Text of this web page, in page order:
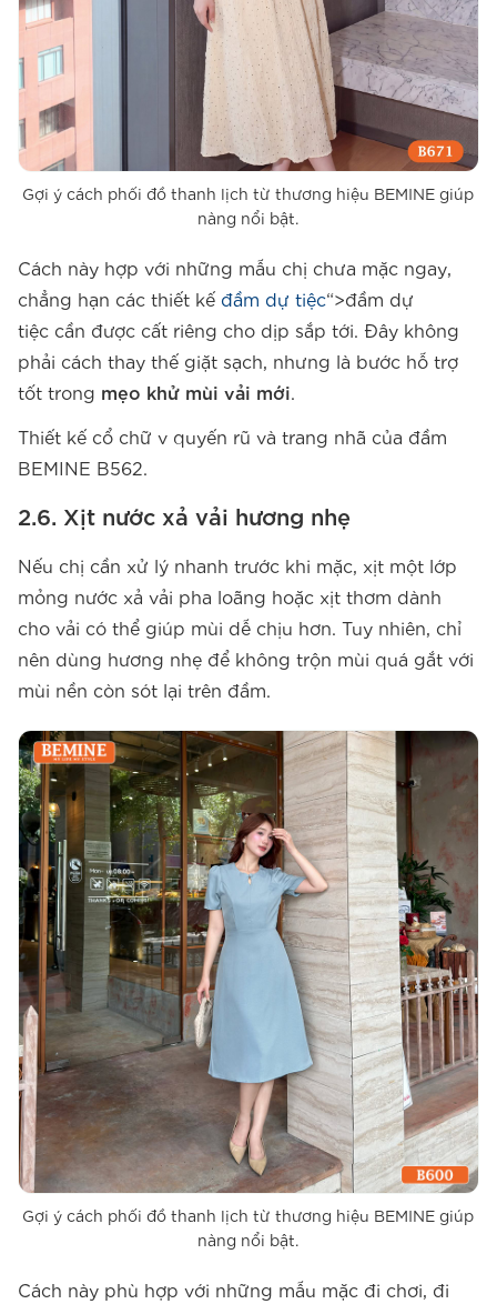
Gợi ý cách phối đồ thanh lịch từ thương hiệu BEMINE giúp
nàng nổi bật.
Cách này hợp với những mẫu chị chưa mặc ngay,
chẳng hạn các thiết kế đầm dự tiệc“>đầm dự
tiệc cần được cất riêng cho dịp sắp tới. Đây không
phải cách thay thế giặt sạch, nhưng là bước hỗ trợ
tốt trong mẹo khử mùi vải mới.
Thiết kế cổ chữ v quyến rũ và trang nhã của đầm
BEMINE B562.
2.6. Xịt nước xả vải hương nhẹ
Nếu chị cần xử lý nhanh trước khi mặc, xịt một lớp
mỏng nước xả vải pha loãng hoặc xịt thơm dành
cho vải có thể giúp mùi dễ chịu hơn. Tuy nhiên, chỉ
nên dùng hương nhẹ để không trộn mùi quá gắt với
mùi nền còn sót lại trên đầm.
Gợi ý cách phối đồ thanh lịch từ thương hiệu BEMINE giúp
nàng nổi bật.
Cách này phù hợp với những mẫu mặc đi chơi, đi